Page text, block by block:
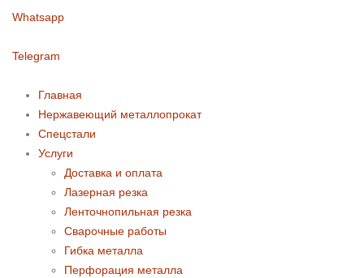
Whatsapp
Telegram
Главная
Нержавеющий металлопрокат
Спецстали
Услуги
Доставка и оплата
Лазерная резка
Ленточнопильная резка
Сварочные работы
Гибка металла
Перфорация металла